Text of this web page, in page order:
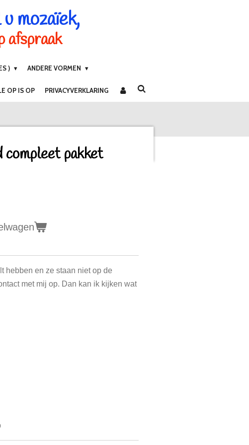
mozaïek,
afspraak
) ANDERE VORMEN
OP IS OP PRIVACYVERKLARING
compleet pakket
hebben en ze staan niet op de
met mij op. Dan kan ik kijken wat